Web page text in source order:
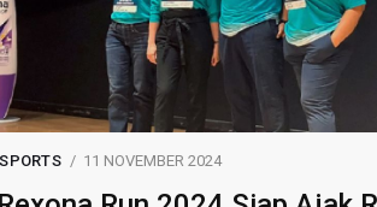
SPORTS 11 NOVEMBER 2024